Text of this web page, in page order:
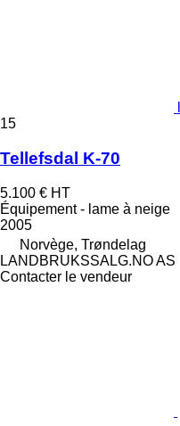
15
Tellefsdal K-70
5.100 € HT
Équipement - lame à neige
2005
Norvège, Trøndelag
LANDBRUKSSALG.NO AS
Contacter le vendeur